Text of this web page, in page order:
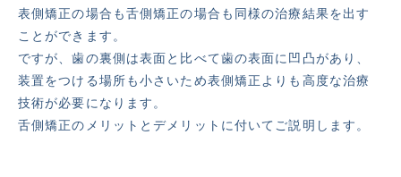
表側矯正の場合も舌側矯正の場合も同様の治療結果を出す
ことができます。
ですが、歯の裏側は表面と比べて歯の表面に凹凸があり、
装置をつける場所も小さいため表側矯正よりも高度な治療
技術が必要になります。
舌側矯正のメリットとデメリットに付いてご説明します。